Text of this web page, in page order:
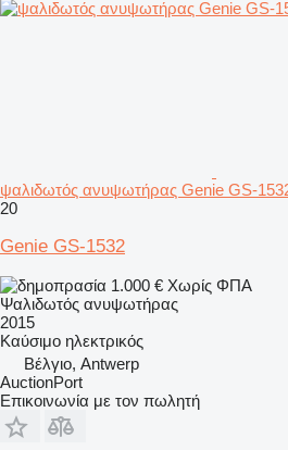
ψαλιδωτός ανυψωτήρας Genie GS-
20
Genie GS-1532
1.000 € Χωρίς ΦΠΑ
Ψαλιδωτός ανυψωτήρας
2015
Καύσιμο ηλεκτρικός
Βέλγιο, Antwerp
AuctionPort
Επικοινωνία με τον πωλητή